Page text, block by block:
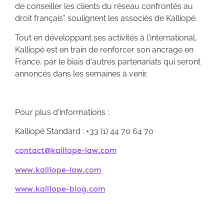
de conseiller les clients du réseau confrontés au
droit français" soulignent les associés de Kalliopé.
Tout en développant ses activités à l'international,
Kalliopé est en train de renforcer son ancrage en
France, par le biais d'autres partenariats qui seront
annoncés dans les semaines à venir.
Pour plus d'informations :
Kalliopé Standard : +33 (1) 44 70 64 70
contact@kalliope-law.com
www.kalliope-law.com
www.kalliope-blog.com